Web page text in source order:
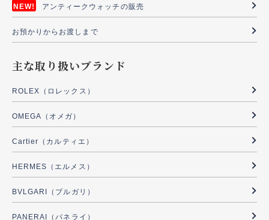
アンティークウォッチの販売
お預かりからお渡しまで
主な取り扱いブランド
ROLEX（ロレックス）
OMEGA（オメガ）
Cartier（カルティエ）
HERMES（エルメス）
BVLGARI（ブルガリ）
PANERAI（パネライ）